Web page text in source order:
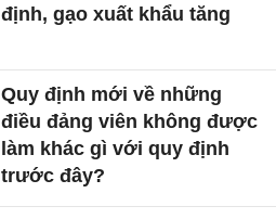
định, gạo xuất khẩu tăng
Quy định mới về những
điều đảng viên không được
làm khác gì với quy định
trước đây?